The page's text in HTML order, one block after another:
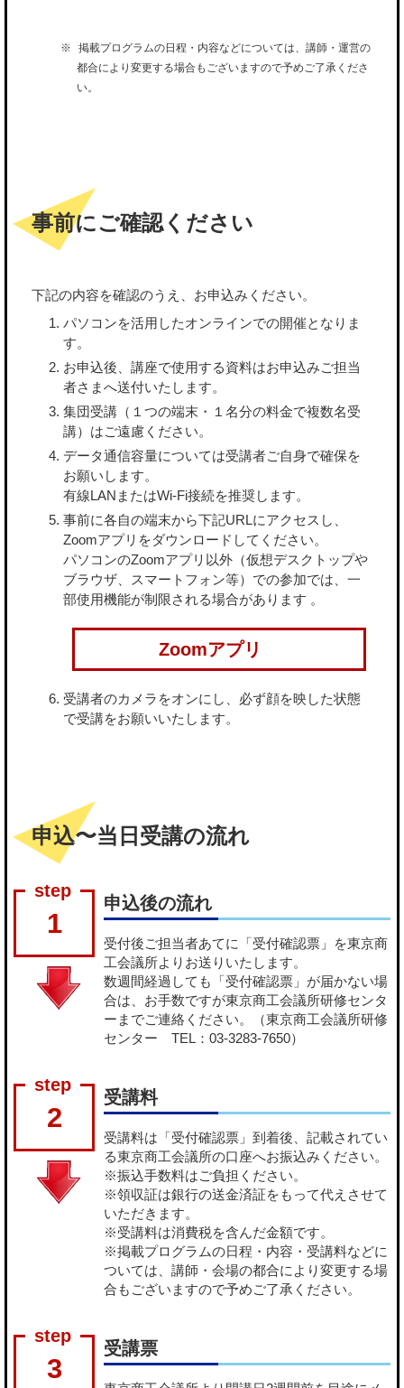
掲載プログラムの日程・内容などについては、講師・運営の
都合により変更する場合もございますので予めご了承くださ
い。
事前にご確認ください
下記の内容を確認のうえ、お申込みください。
パソコンを活用したオンラインでの開催となりま
す。
お申込後、講座で使用する資料はお申込みご担当
者さまへ送付いたします。
集団受講（１つの端末・１名分の料金で複数名受
講）はご遠慮ください。
データ通信容量については受講者ご自身で確保を
お願いします。
有線LANまたはWi-Fi接続を推奨します。
事前に各自の端末から下記URLにアクセスし、
Zoomアプリをダウンロードしてください。
パソコンのZoomアプリ以外（仮想デスクトップや
ブラウザ、スマートフォン等）での参加では、一
部使用機能が制限される場合があります 。
Zoomアプリ
受講者のカメラをオンにし、必ず顔を映した状態
で受講をお願いいたします。
申込〜当日受講の流れ
1
申込後の流れ
受付後ご担当者あてに「受付確認票」を東京商
工会議所よりお送りいたします。
数週間経過しても「受付確認票」が届かない場
合は、お手数ですが東京商工会議所研修センタ
ーまでご連絡ください。（東京商工会議所研修
センター TEL：03-3283-7650）
2
受講料
受講料は「受付確認票」到着後、記載されてい
る東京商工会議所の口座へお振込みください。
※振込手数料はご負担ください。
※領収証は銀行の送金済証をもって代えさせて
いただきます。
※受講料は消費税を含んだ金額です。
※掲載プログラムの日程・内容・受講料などに
ついては、講師・会場の都合により変更する場
合もございますので予めご了承ください。
3
受講票